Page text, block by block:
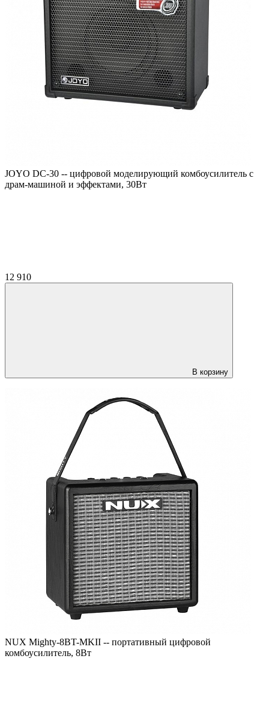
JOYO DC-30 -- цифровой моделирующий комбоусилитель c
драм-машиной и эффектами, 30Вт
12 910
В корзину
NUX Mighty-8BT-MKII -- портативный цифровой
комбоусилитель, 8Вт